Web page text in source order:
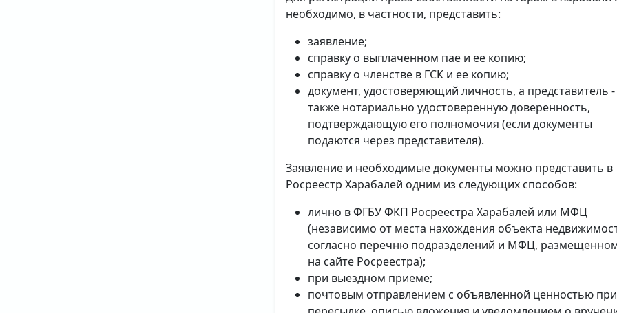
необходимо, в частности, представить:
заявление;
справку о выплаченном пае и ее копию;
справку о членстве в ГСК и ее копию;
документ, удостоверяющий личность, а представитель -
также нотариально удостоверенную доверенность,
подтверждающую его полномочия (если документы
подаются через представителя).
Заявление и необходимые документы можно представить в
Росреестр Харабалей одним из следующих способов:
лично в ФГБУ ФКП Росреестра Харабалей или МФЦ
(независимо от места нахождения объекта
согласно перечню подразделений и МФЦ,
на сайте Росреестра);
при выездном приеме;
почтовым отправлением с объявленной ценностью при